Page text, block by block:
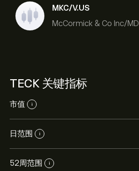
MKC/V.US
McCormick & Co Inc/MD
TECK 关键指标
市值 i
日范围 i
52周范围 i